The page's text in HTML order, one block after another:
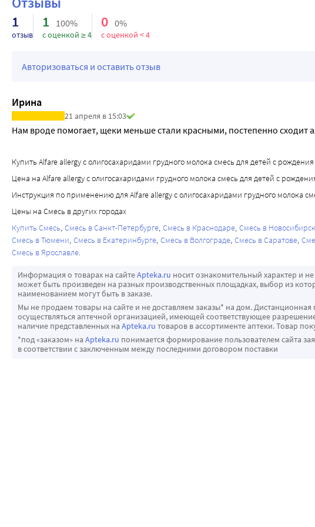
1
отзыв
1 100%
с оценкой ≥ 4
0 0%
с оценкой < 4
Авторизоваться и оставить отзыв
Ирина
21 апреля в 15:03
Нам вроде помогает, щеки меньше стали красными, постепенно сходит
Купить Alfare allergy с олигосахаридами грудного молока смесь для детей с
Цена на Alfare allergy с олигосахаридами грудного молока смесь для детей с
Инструкция по применению для Alfare allergy с олигосахаридами грудного молока
Цены на Смесь в других городах
Купить Смесь Смесь в Санкт-Петербурге Смесь в Краснодаре Смесь в
Смесь в Тюмени Смесь в Екатеринбурге Смесь в Волгограде Смесь в Саратове
Смесь в Ярославле
Информация о товарах на сайтеApteka.ru носит ознакомительный характер и
может быть произведен на разных производственных площадках, выбор из
наименованием могут быть в заказе.
Мы не продаем товары на сайте и не доставляем заказы* на дом.
осуществляться аптечной организацией, имеющей соответствующее
наличие представленных на Apteka.ru товаров в ассортименте аптеки. Товар
*под «заказом» на Apteka.ru понимается формирование пользователем сайта
в соответствии с заключенным между последними договором поставки